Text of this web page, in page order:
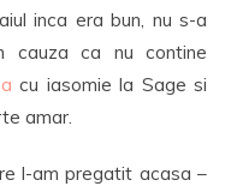
inca era bun, nu s-a
cauza ca nu contine
cu iasomie la Sage si
amar.
l-am pregatit acasa –